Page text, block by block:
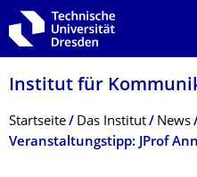
Zur Hauptnavigation springen
Zur Suche springen
Zum Inhalt springen
Institut für
Breadcrumb-Menü
Startseite Das Institut
News